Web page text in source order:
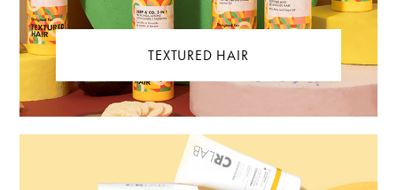
TEXTURED HAIR